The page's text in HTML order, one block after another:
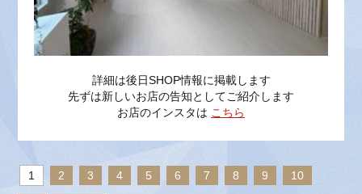
詳細は後日SHOP情報に掲載します
先ずは新しいお店の告知としてご紹介します
お店のインスタは こちら
1 2 3 4 5 6 7 8 9 10